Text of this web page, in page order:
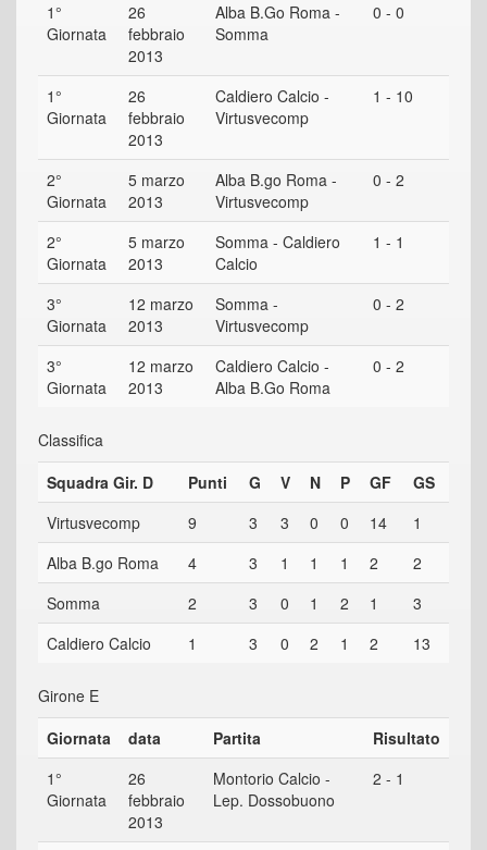
1°
Giornata
26
febbraio
2013
Alba B.Go Roma -
Somma
0 - 0
1°
Giornata
26
febbraio
2013
Caldiero Calcio -
Virtusvecomp
1 - 10
2°
Giornata
5 marzo
2013
Alba B.go Roma -
Virtusvecomp
0 - 2
2°
Giornata
5 marzo
2013
Somma - Caldiero
Calcio
1 - 1
3°
Giornata
12 marzo
2013
Somma -
Virtusvecomp
0 - 2
3°
Giornata
12 marzo
2013
Caldiero Calcio -
Alba B.Go Roma
0 - 2
Classifica
Squadra Gir. D
Punti G V N P GF
GS
Virtusvecomp
9 3 3 0 0 14
1
Alba B.go Roma
4 3 1 1 1 2
2
Somma
2 3 0 1 2 1
3
Caldiero Calcio
1 3 0 2 1 2 13
Girone E
Giornata
data Partita
Risultato
1°
Giornata
26
febbraio
2013
Montorio Calcio -
Lep. Dossobuono
2 - 1